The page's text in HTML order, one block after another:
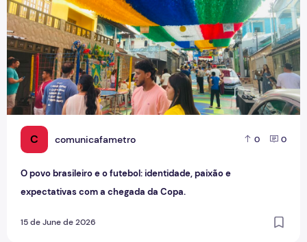
C comunicafametro 0 0
O povo brasileiro e o futebol: identidade, paixão e
expectativas com a chegada da Copa.
15 de June de 2026